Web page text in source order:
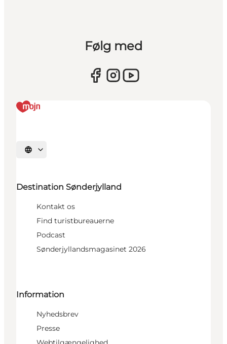
Følg med
Vælg sprog
Destination Sønderjylland
Kontakt os
Find turistbureauerne
Podcast
Sønderjyllandsmagasinet 2026
Information
Nyhedsbrev
Presse